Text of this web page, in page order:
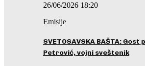
26/06/2026 18:20
Emisije
SVETOSAVSKA BAŠTA:
Petrović, vojni sveštenik